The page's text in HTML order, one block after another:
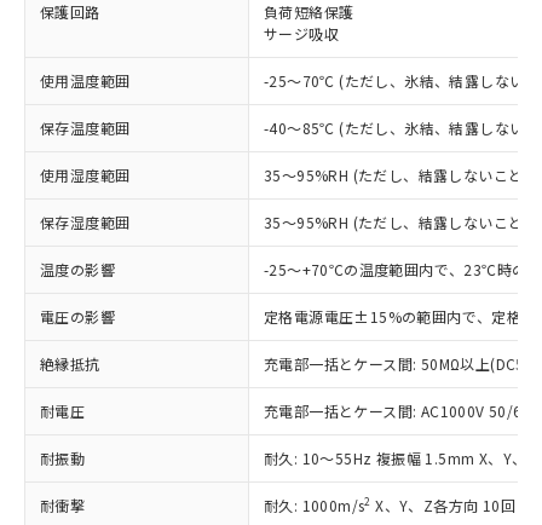
保護回路
負荷短絡保護
サージ吸収
使用温度範囲 -25～70℃ (ただし、氷結、結露しない
保存温度範囲 -40～85℃ (ただし、氷結、結露しない
使用湿度範囲 35～95%RH (ただし、結露しないこと)
保存湿度範囲 35～95%RH (ただし、結露しないこと)
温度の影響 -25～+70℃の温度範囲内で、23℃時の
電圧の影響 定格電源電圧±15%の範囲内で、定格
絶縁抵抗 充電部一括とケース間: 50MΩ以上
耐電圧 充電部一括とケース間: AC1000V 50/
耐振動 耐久: 10～55Hz 複振幅 1.5mm X、Y、Z
耐衝撃 耐久: 1000m/s2 X、Y、Z各方向 10回
ご利用条件
以下の条件をお読みいただき、同意のうえ
本サービスは、当社制御機器事業取扱
商品の当社在庫状況および標準価格
(税抜)を提供させていただくもので
当社制御機器事業取扱商品の中には、
本サービスの対象外となる商品もある
ことをご了承ください。
在庫状況および標準価格照会結果は、
記載している更新日時点での社内デー
タに基づき作成されるものであり、閲
覧された時点での実際の在庫および標
対応済み：EU RoHS指令（10物質）の
非含有に対応した製品が提供可能な商品で
対応予定：EU RoHS指令（10物質）の非含
商品です。
対応予定なし：EU RoHS指令（10物質）の
非含有に非対応の商品で、対応品を出す予
定はありません。
調査・確認中：EU RoHS指令（10物質）の
非含有の対応状況を調査中または確認中の
非該当品：ライセンス料など無形物で、有
害物質有無と関係のない商品です。
仕入先様の事情により、非含有部品として
いたものが、含有品と判明した場合などや
むを得ず変更することがあります。
*EU RoHS指令（10物質）：
鉛(Pb) 1000ppm以下、 水銀(Hg) 1000ppm以下、 カド
※1 中国RoHS○×表
「○」：最大均質材料含有率が中国RoHSの
基準値以下であることを示します。
「×」：最大均質材料含有率が中国RoHSの
基準値を超えていることを示します。
「－」：未確認です。当社販売部門へお問
い合わせください。
Pb(鉛) :1000ppm、 Hg(水銀) : 1000ppm、 Cd(カドミウ
当社は、これら貴社製品のうち、外国
為替および外国貿易法に定める商品
（以下｢規制貨物等」という）を輸出
または国外への提供する場合は、日本
国政府の輸出許可(または役務取引許